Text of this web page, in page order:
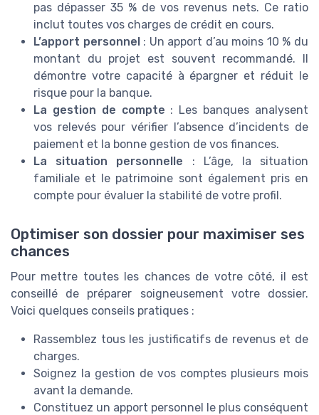
pas dépasser 35 % de vos revenus nets. Ce ratio
inclut toutes vos charges de crédit en cours.
L’apport personnel : Un apport d’au moins 10 % du
montant du projet est souvent recommandé. Il
démontre votre capacité à épargner et réduit le
risque pour la banque.
La gestion de compte : Les banques analysent
vos relevés pour vérifier l’absence d’incidents de
paiement et la bonne gestion de vos finances.
La situation personnelle : L’âge, la situation
familiale et le patrimoine sont également pris en
compte pour évaluer la stabilité de votre profil.
Optimiser son dossier pour maximiser ses
chances
Pour mettre toutes les chances de votre côté, il est
conseillé de préparer soigneusement votre dossier.
Voici quelques conseils pratiques :
Rassemblez tous les justificatifs de revenus et de
charges.
Soignez la gestion de vos comptes plusieurs mois
avant la demande.
Constituez un apport personnel le plus conséquent